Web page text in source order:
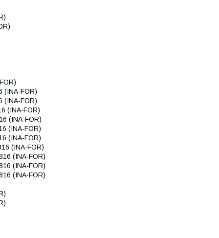
(INA-FOR)
(INA-FOR)
(INA-FOR)
(INA-FOR)
(INA-FOR)
(INA-FOR)
(INA-FOR)
(INA-FOR)
(INA-FOR)
(INA-FOR)